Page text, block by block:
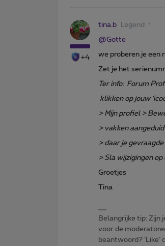
+4
tina.b Legend
@Gotte
we proberen je een
Zet je het
Ter info: Forum
klikken op jouw
> Mijn profiel >
> vakken
> daar je
> Sla wijzigingen op
Groetjes
Tina
Belangrijke tip: Zijn
voor de
beantwoord?